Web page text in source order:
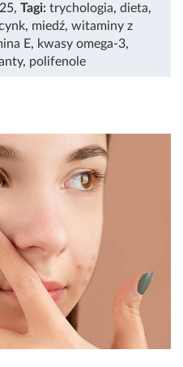
, Tagi: trychologia, dieta,
, miedź, witaminy z
E, kwasy omega-3,
, polifenole